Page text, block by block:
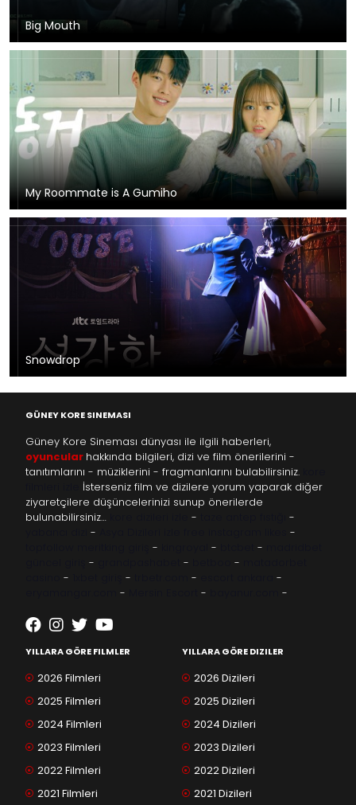
Big Mouth
My Roommate is A Gumiho
Snowdrop
GÜNEY KORE SINEMASI
Güney Kore Sineması dünyası ile ilgili haberleri,
oyuncular hakkında bilgileri, dizi ve film önerilerini -
tanıtımlarını - müziklerini - fragmanlarını bulabilirsiniz.
İsterseniz film ve dizilere yorum yaparak diğer
ziyaretçilere düşüncelerinizi sunup önerilerde
bulunabilirsiniz…
-
-
-
-
- - -
- - -
- - -
-
- - -
YILLARA GÖRE FILMLER
2026 Filmleri
2025 Filmleri
2024 Filmleri
2023 Filmleri
2022 Filmleri
2021 Filmleri
YILLARA GÖRE DIZILER
2026 Dizileri
2025 Dizileri
2024 Dizileri
2023 Dizileri
2022 Dizileri
2021 Dizileri